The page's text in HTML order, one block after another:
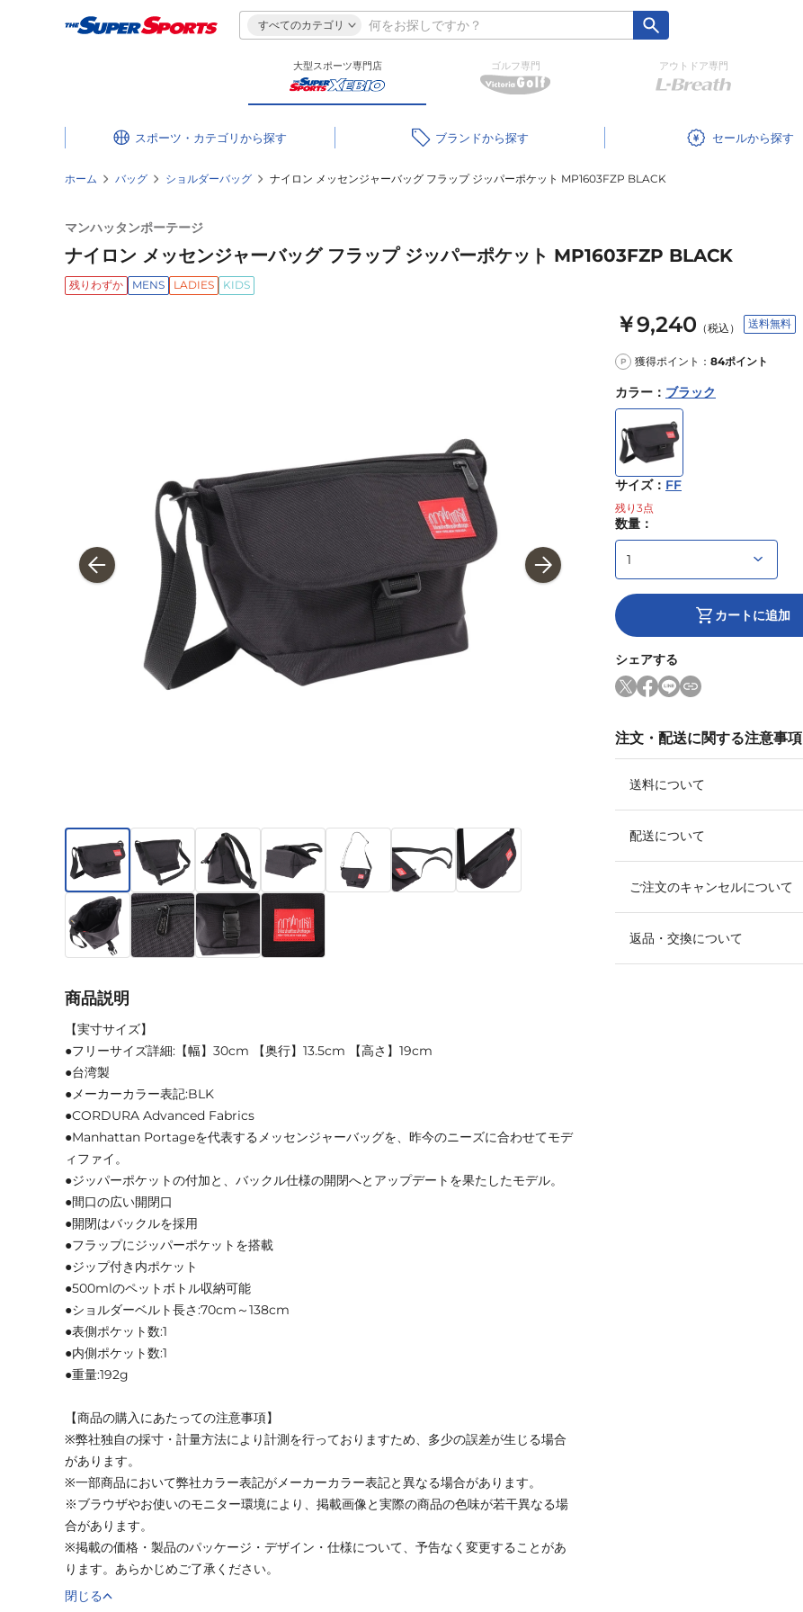
すべてのカテゴリ
大型スポーツ専門店 ゴルフ専門 アウトドア専門
スポーツ・カテゴリ ブランド セール
ホーム バッグ ショルダーバッグ ナイロン メッセンジャーバッグ フラップ ジッパーポケット MP1603FZP BLACK
マンハッタンポーテージ
ナイロン メッセンジャーバッグ フラップ ジッパーポケット MP1603FZP BLACK
残りわずか MENS LADIES KIDS
￥9,240 （税込） 送料無料
P 獲得ポイント： 84ポイント
カラー ： ブラック
サイズ： FF
残り 3点
数量：
カートに追加
シェアする
注文・配送に関する注意事項
送料について
配送について
ご注文のキャンセルについて
返品・交換について
商品説明
【実寸サイズ】
●フリーサイズ詳細:【幅】30cm 【奥行】13.5cm 【高さ】19cm
●台湾製
●メーカーカラー表記:BLK
●CORDURA Advanced Fabrics
●Manhattan Portageを代表するメッセンジャーバッグを、昨今のニーズに合わせてモデ
ィファイ。
●ジッパーポケットの付加と、バックル仕様の開閉へとアップデートを果たしたモデル。
●間口の広い開閉口
●開閉はバックルを採用
●フラップにジッパーポケットを搭載
●ジップ付き内ポケット
●500mlのペットボトル収納可能
●ショルダーベルト長さ:70cm～138cm
●表側ポケット数:1
●内側ポケット数:1
●重量:192g
【商品の購入にあたっての注意事項】
※弊社独自の採寸・計量方法により計測を行っておりますため、多少の誤差が生じる場合
があります。
※一部商品において弊社カラー表記がメーカーカラー表記と異なる場合があります。
※ブラウザやお使いのモニター環境により、掲載画像と実際の商品の色味が若干異なる場
合があります。
※掲載の価格・製品のパッケージ・デザイン・仕様について、予告なく変更することがあ
ります。あらかじめご了承ください。
閉じる